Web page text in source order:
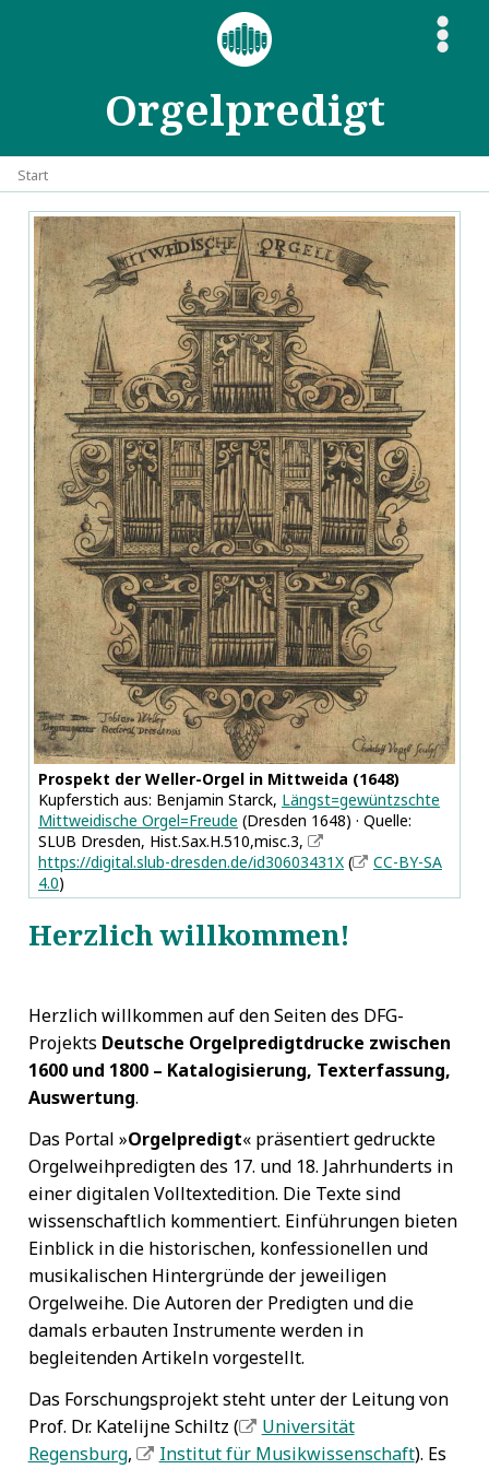
Orgelpredigt
S
Start
Prospekt der Weller-Orgel in Mittweida (1648)
Kupferstich aus: Benjamin Starck, Längst=gewüntzschte
Mittweidische Orgel=Freude (Dresden 1648) · Quelle:
SLUB Dresden, Hist.Sax.H.510,misc.3,
https://digital.slub-dresden.de/id30603431X(
CC-BY-SA
4.0)
Herzlich willkommen!
Herzlich willkommen auf den Seiten des DFG-
Projekts Deutsche Orgelpredigtdrucke zwischen
1600 und 1800 – Katalogisierung, Texterfassung,
Auswertung.
Das Portal
Orgelpredigt präsentiert gedruckte
Orgelweihpredigten des 17. und 18. Jahrhunderts in
einer digitalen Volltextedition. Die Texte sind
wissenschaftlich kommentiert. Einführungen bieten
Einblick in die historischen, konfessionellen und
musikalischen Hintergründe der jeweiligen
Orgelweihe. Die Autoren der Predigten und die
damals erbauten Instrumente werden in
begleitenden Artikeln vorgestellt.
Das Forschungsprojekt steht unter der Leitung von
Prof. Dr. Katelijne Schiltz (
Universität
Regensburg, Institut für Musikwissenschaft). Es